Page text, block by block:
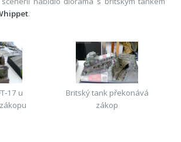
.
17 u
Britský tank překonává
zákop